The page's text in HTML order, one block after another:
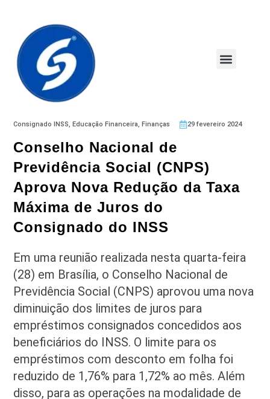
Consignado INSS, Educação Financeira, Finanças 29 fevereiro 2024
Conselho Nacional de
Previdência Social (CNPS)
Aprova Nova Redução da Taxa
Máxima de Juros do
Consignado do INSS
Em uma reunião realizada nesta quarta-feira
(28) em Brasília, o Conselho Nacional de
Previdência Social (CNPS) aprovou uma nova
diminuição dos limites de juros para
empréstimos consignados concedidos aos
beneficiários do INSS. O limite para os
empréstimos com desconto em folha foi
reduzido de 1,76% para 1,72% ao mês. Além
disso, para as operações na modalidade de